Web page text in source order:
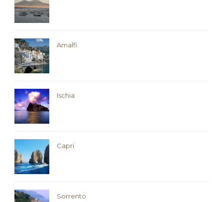
Amalfi
Ischia
Capri
Sorrento